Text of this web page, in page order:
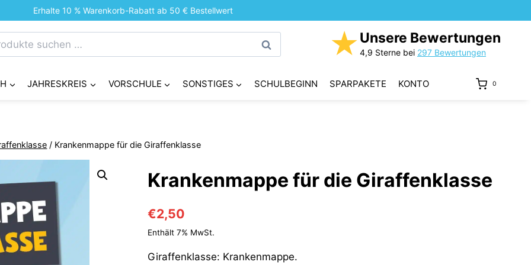
Erhalte 10 % Warenkorb-Rabatt ab 50 € Bestellwert
Suchen ★ Unsere Bewertungen
4,9 Sterne bei 297 Bewertungen
JAHRESKREIS VORSCHULE SONSTIGES SCHULBEGINN SPARPAKETE KONTO 0
/ Krankenmappe für die Giraffenklasse
Krankenmappe für die Giraffenklasse
€2,50
Enthält 7% MwSt.
Giraffenklasse: Krankenmappe.